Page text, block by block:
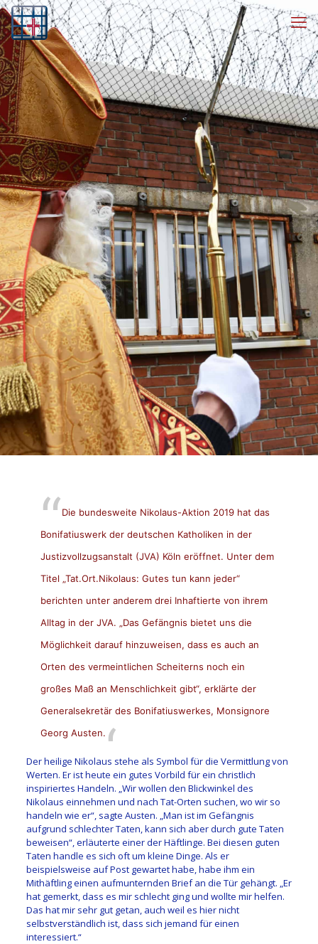
Die bundesweite Nikolaus-Aktion 2019 hat das
Bonifatiuswerk der deutschen Katholiken in der
Justizvollzugsanstalt (JVA) Köln eröffnet. Unter dem
Titel „Tat.Ort.Nikolaus: Gutes tun kann jeder“
berichten unter anderem drei Inhaftierte von ihrem
Alltag in der JVA. „Das Gefängnis bietet uns die
Möglichkeit darauf hinzuweisen, dass es auch an
Orten des vermeintlichen Scheiterns noch ein
großes Maß an Menschlichkeit gibt“, erklärte der
Generalsekretär des Bonifatiuswerkes, Monsignore
Georg Austen.
Der heilige Nikolaus stehe als Symbol für die Vermittlung von
Werten. Er ist heute ein gutes Vorbild für ein christlich
inspiriertes Handeln. „Wir wollen den Blickwinkel des
Nikolaus einnehmen und nach Tat-Orten suchen, wo wir so
handeln wie er“, sagte Austen. „Man ist im Gefängnis
aufgrund schlechter Taten, kann sich aber durch gute Taten
beweisen“, erläuterte einer der Häftlinge. Bei diesen guten
Taten handle es sich oft um kleine Dinge. Als er
beispielsweise auf Post gewartet habe, habe ihm ein
Mithäftling einen aufmunternden Brief an die Tür gehängt. „Er
hat gemerkt, dass es mir schlecht ging und wollte mir helfen.
Das hat mir sehr gut getan, auch weil es hier nicht
selbstverständlich ist, dass sich jemand für einen
interessiert.“